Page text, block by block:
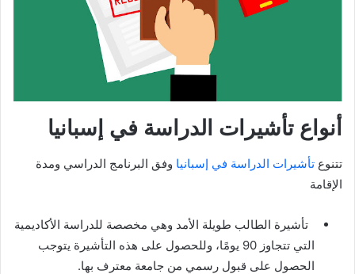
أنواع تأشيرات الدراسة في إسبانيا
تتنوع تأشيرات الدراسة في إسبانيا وفق البرنامج الدراسي ومدة
الإقامة
تأشيرة الطالب طويلة الأمد وهي مخصصة للدراسة الأكاديمية
التي تتجاوز 90 يومًا، وللحصول على هذه التأشيرة يتوجب
الحصول على قبول رسمي من جامعة معترف بها.